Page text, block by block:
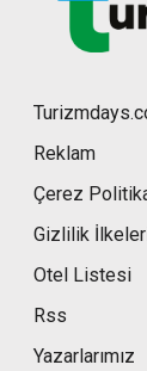
Reklam
Çerez
Gizlilik
Otel Listesi
Rss
Yazarlarımız